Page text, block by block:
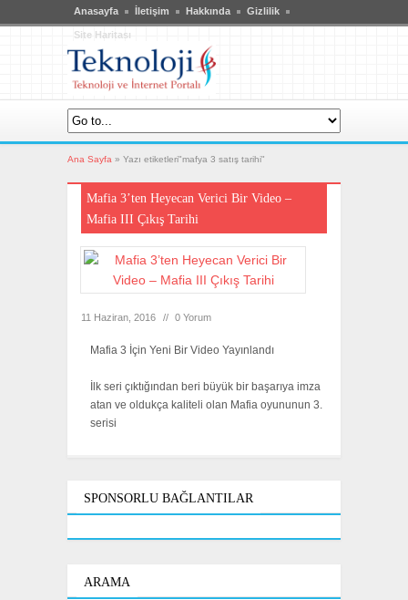
Anasayfa İletişim Hakkında Gizlilik
Site Haritası
Ana Sayfa » Yazı etiketleri"mafya 3 satış tarihi"
Mafia 3’ten Heyecan Verici Bir Video –
Mafia III Çıkış Tarihi
11 Haziran, 2016 // 0 Yorum
Mafia 3 İçin Yeni Bir Video Yayınlandı
İlk seri çıktığından beri büyük bir başarıya imza
atan ve oldukça kaliteli olan Mafia oyununun 3.
serisi
SPONSORLU BAĞLANTILAR
ARAMA